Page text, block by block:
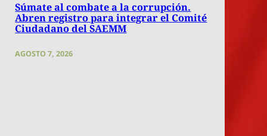
Súmate al combate a la corrupción.
Abren registro para integrar el Comité
Ciudadano del SAEMM
AGOSTO 7, 2026